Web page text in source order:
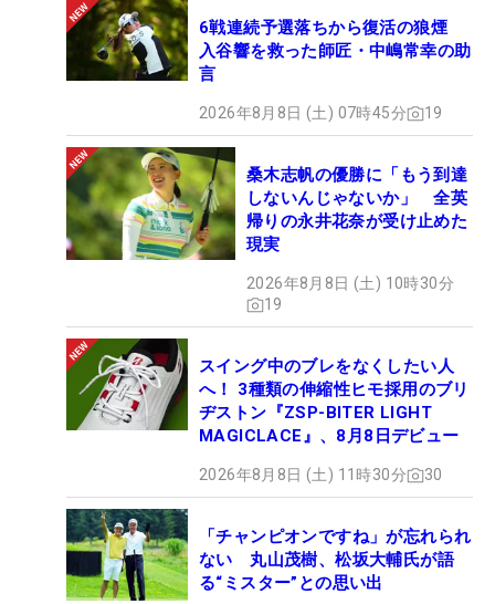
6戦連続予選落ちから復活の狼煙
入谷響を救った師匠・中嶋常幸の助
言
2026年8月8日 (土) 07時45分 19
桑木志帆の優勝に「もう到達
しないんじゃないか」 全英
帰りの永井花奈が受け止めた
現実
2026年8月8日 (土) 10時30分
19
スイング中のブレをなくしたい人
へ！ 3種類の伸縮性ヒモ採用のブリ
ヂストン『ZSP-BITER LIGHT
MAGICLACE』、8月8日デビュー
2026年8月8日 (土) 11時30分 30
「チャンピオンですね」が忘れられ
ない 丸山茂樹、松坂大輔氏が語
る“ミスター”との思い出